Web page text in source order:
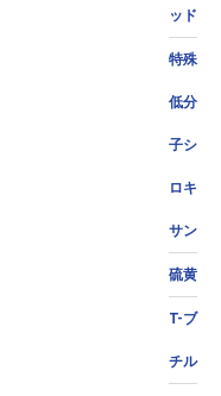
ッド
特殊
低分
子シ
ロキ
サン
硫黄
T-ブ
チル